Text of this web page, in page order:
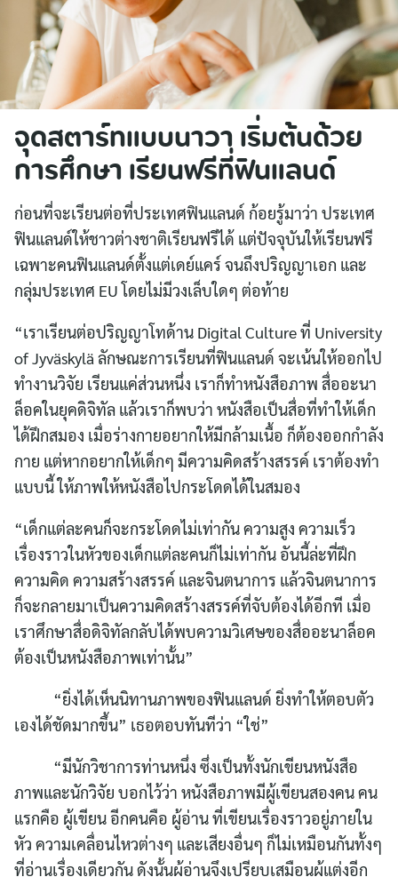
จุดสตาร์ทแบบนาวา เริ่มต้นด้วย
การศึกษา เรียนฟรีที่ฟินแลนด์
ก่อนที่จะเรียนต่อที่ประเทศฟินแลนด์ ก้อยรู้มาว่า ประเทศ
ฟินแลนด์ให้ชาวต่างชาติเรียนฟรีได้ แต่ปัจจุบันให้เรียนฟรี
เฉพาะคนฟินแลนด์ตั้งแต่เดย์แคร์ จนถึงปริญญาเอก และ
กลุ่มประเทศ EU โดยไม่มีวงเล็บใดๆ ต่อท้าย
“เราเรียนต่อปริญญาโทด้าน Digital Culture ที่ University
of Jyväskylä ลักษณะการเรียนที่ฟินแลนด์ จะเน้นให้ออกไป
ทำงานวิจัย เรียนแค่ส่วนหนึ่ง เราก็ทำหนังสือภาพ สื่ออะนา
ล็อคในยุคดิจิทัล แล้วเราก็พบว่า หนังสือเป็นสื่อที่ทำให้เด็ก
ได้ฝึกสมอง เมื่อร่างกายอยากให้มีกล้ามเนื้อ ก็ต้องออกกำลัง
กาย แต่หากอยากให้เด็กๆ มีความคิดสร้างสรรค์ เราต้องทำ
แบบนี้ ให้ภาพให้หนังสือไปกระโดดได้ในสมอง
“เด็กแต่ละคนก็จะกระโดดไม่เท่ากัน ความสูง ความเร็ว
เรื่องราวในหัวของเด็กแต่ละคนก็ไม่เท่ากัน อันนี้ล่ะที่ฝึก
ความคิด ความสร้างสรรค์ และจินตนาการ แล้วจินตนาการ
ก็จะกลายมาเป็นความคิดสร้างสรรค์ที่จับต้องได้อีกที เมื่อ
เราศึกษาสื่อดิจิทัลกลับได้พบความวิเศษของสื่ออะนาล็อค
ต้องเป็นหนังสือภาพเท่านั้น”
“ยิ่งได้เห็นนิทานภาพของฟินแลนด์ ยิ่งทำให้ตอบตัว
เองได้ชัดมากขึ้น” เธอตอบทันทีว่า “ใช่”
“มีนักวิชาการท่านหนึ่ง ซึ่งเป็นทั้งนักเขียนหนังสือ
ภาพและนักวิจัย บอกไว้ว่า หนังสือภาพมีผู้เขียนสองคน คน
แรกคือ ผู้เขียน อีกคนคือ ผู้อ่าน ที่เขียนเรื่องราวอยู่ภายใน
หัว ความเคลื่อนไหวต่างๆ และเสียงอื่นๆ ก็ไม่เหมือนกันทั้งๆ
ที่อ่านเรื่องเดียวกัน ดังนั้นผู้อ่านจึงเปรียบเสมือนผู้แต่งอีก